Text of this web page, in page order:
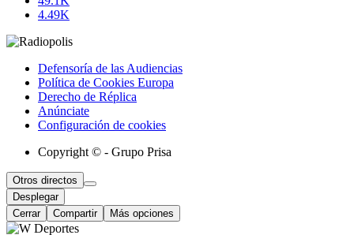
4.49K
Defensoría de las Audiencias
Política de Cookies Europa
Derecho de Réplica
Anúnciate
Configuración de cookies
Copyright © - Grupo Prisa
Otros directos
Desplegar
Cerrar
Compartir Más opciones